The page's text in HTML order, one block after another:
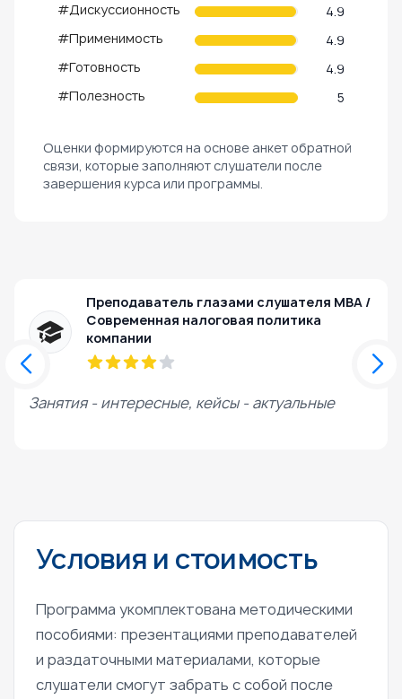
#Дискуссионность
4.9
#Применимость
4.9
#Готовность
4.9
#Полезность
5
Оценки формируются на основе анкет обратной
связи, которые заполняют слушатели после
завершения курса или программы.
Преподаватель глазами слушателя МВА /
Современная налоговая политика
компании
Занятия - интересные, кейсы - актуальные
Условия и стоимость
Программа укомплектована методическими
пособиями: презентациями преподавателей
и раздаточными материалами, которые
слушатели смогут забрать с собой после